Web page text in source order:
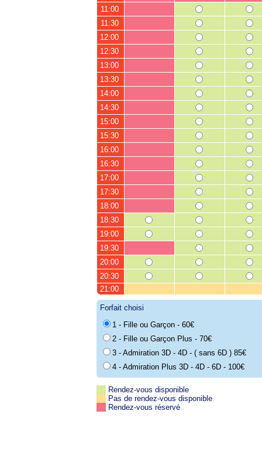
11:00
11:30
12:00
12:30
13:00
13:30
14:00
14:30
15:00
15:30
16:00
16:30
17:00
17:30
18:00
18:30
19:00
19:30
20:00
20:30
21:00
Forfait choisi
1 - Fille ou Garçon - 60€
2 - Fille ou Garçon Plus - 70€
3 - Admiration 3D - 4D - ( sans 6D ) 85€
4 - Admiration Plus 3D - 4D - 6D - 100€
Rendez-vous disponible
Pas de rendez-vous disponible
Rendez-vous réservé